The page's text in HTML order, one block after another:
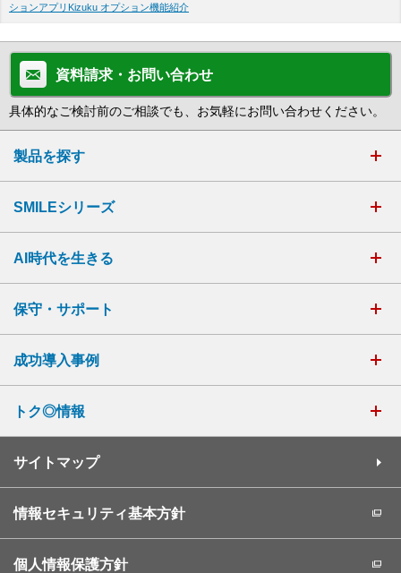
ションアプリKizuku オプション機能紹介
資料請求・お問い合わせ
具体的なご検討前のご相談でも、お気軽にお問い合わせください。
製品を探す
SMILEシリーズ
AI時代を生きる
保守・サポート
成功導入事例
トク◎情報
サイトマップ
情報セキュリティ基本方針
個人情報保護方針